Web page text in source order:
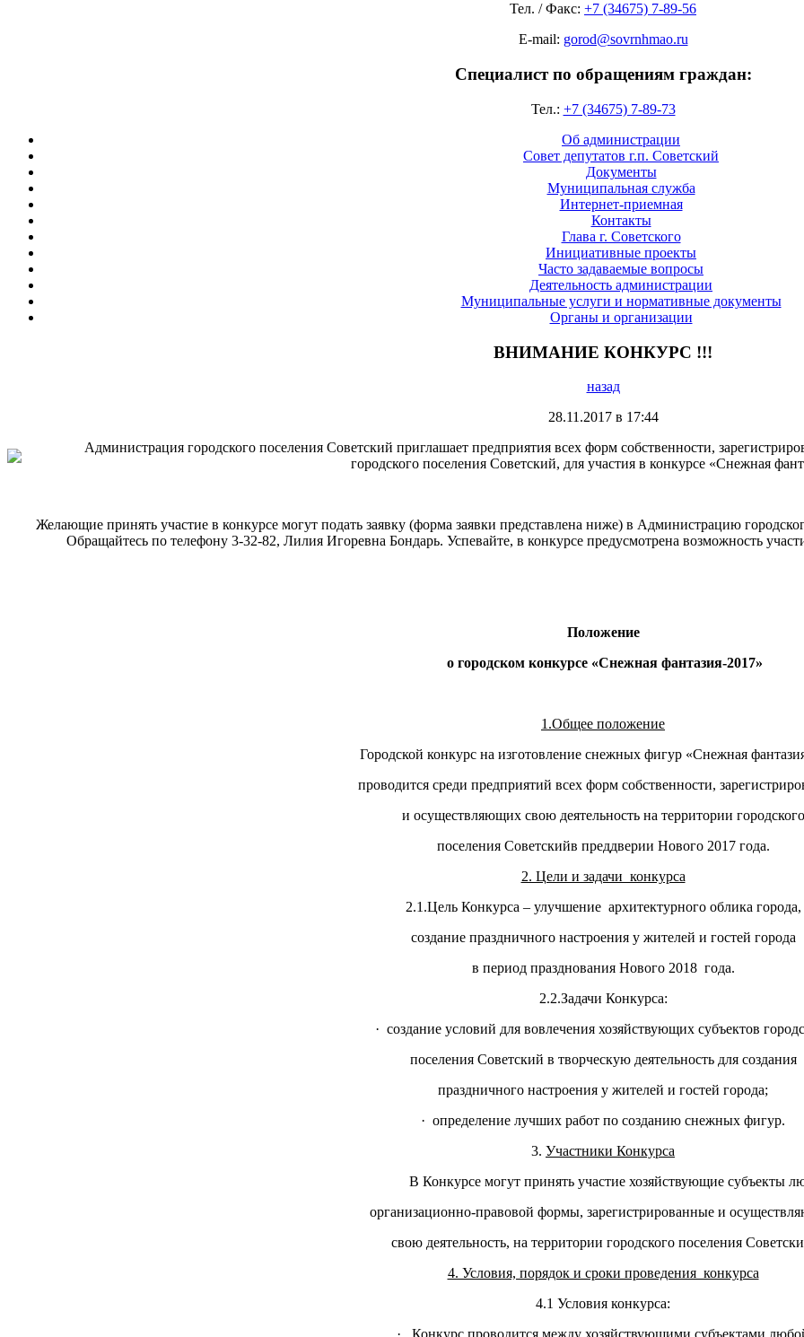
Тел. / Факс: +7 (34675) 7-89-56
E-mail: gorod@sovrnhmao.ru
Специалист по обращениям граждан:
Тел.: +7 (34675) 7-89-73
Об администрации
Совет депутатов г.п. Советский
Документы
Муниципальная служба
Интернет-приемная
Контакты
Глава г. Советского
Инициативные проекты
Часто задаваемые вопросы
Деятельность администрации
Муниципальные услуги и нормативные документы
Органы и организации
ВНИМАНИЕ КОНКУРС !!!
назад
28.11.2017 в 17:44
Администрация городского поселения Советский приглашает предприятия всех форм собственности,
городского поселения Советский, для участия в конкурсе «Снежная
Желающие принять участие в конкурсе могут подать заявку (форма заявки представлена ниже) в Администрацию
Обращайтесь по телефону 3-32-82, Лилия Игоревна Бондарь. Успевайте, в конкурсе предусмотрена возможность
Положение
о городском конкурсе «Снежная фантазия-2017»
1.Общее положение
Городской конкурс на изготовление снежных фигур «Снежная
проводится среди предприятий всех форм собственности,
и осуществляющих свою деятельность на территории городского
поселения Советскийв преддверии Нового 2017 года.
2. Цели и задачи конкурса
2.1.Цель Конкурса – улучшение архитектурного облика города,
создание праздничного настроения у жителей и гостей города
в период празднования Нового 2018 года.
2.2.Задачи Конкурса:
· создание условий для вовлечения хозяйствующих субъектов
поселения Советский в творческую деятельность для создания
праздничного настроения у жителей и гостей города;
· определение лучших работ по созданию снежных фигур.
3. Участники Конкурса
В Конкурсе могут принять участие хозяйствующие субъекты
организационно-правовой формы, зарегистрированные и
свою деятельность, на территории городского поселения
4. Условия, порядок и сроки проведения конкурса
4.1 Условия конкурса: